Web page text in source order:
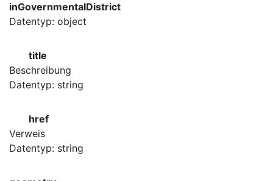
inGovernmentalDistrict
Datentyp: object
title
Beschreibung
Datentyp: string
href
Verweis
Datentyp: string